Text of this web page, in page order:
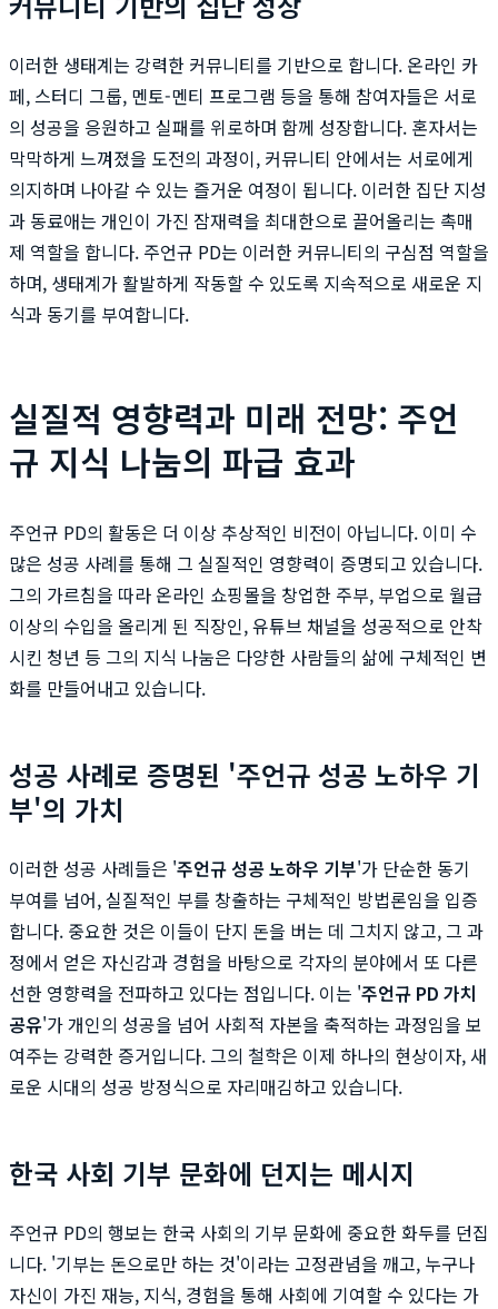
이러한 생태계는 강력한 커뮤니티를 기반으로 합니다. 온라인 카
페, 스터디 그룹, 멘토-멘티 프로그램 등을 통해 참여자들은 서로
의 성공을 응원하고 실패를 위로하며 함께 성장합니다. 혼자서는
막막하게 느껴졌을 도전의 과정이, 커뮤니티 안에서는 서로에게
의지하며 나아갈 수 있는 즐거운 여정이 됩니다. 이러한 집단 지성
과 동료애는 개인이 가진 잠재력을 최대한으로 끌어올리는 촉매
제 역할을 합니다. 주언규 PD는 이러한 커뮤니티의 구심점 역할을
하며, 생태계가 활발하게 작동할 수 있도록 지속적으로 새로운 지
식과 동기를 부여합니다.
실질적 영향력과 미래 전망: 주언
규 지식 나눔의 파급 효과
주언규 PD의 활동은 더 이상 추상적인 비전이 아닙니다. 이미 수
많은 성공 사례를 통해 그 실질적인 영향력이 증명되고 있습니다.
그의 가르침을 따라 온라인 쇼핑몰을 창업한 주부, 부업으로 월급
이상의 수입을 올리게 된 직장인, 유튜브 채널을 성공적으로 안착
시킨 청년 등 그의 지식 나눔은 다양한 사람들의 삶에 구체적인 변
화를 만들어내고 있습니다.
성공 사례로 증명된 '주언규 성공 노하우 기
부'의 가치
이러한 성공 사례들은 '주언규 성공 노하우 기부'가 단순한 동기
부여를 넘어, 실질적인 부를 창출하는 구체적인 방법론임을 입증
합니다. 중요한 것은 이들이 단지 돈을 버는 데 그치지 않고, 그 과
정에서 얻은 자신감과 경험을 바탕으로 각자의 분야에서 또 다른
선한 영향력을 전파하고 있다는 점입니다. 이는 '주언규 PD 가치
공유'가 개인의 성공을 넘어 사회적 자본을 축적하는 과정임을 보
여주는 강력한 증거입니다. 그의 철학은 이제 하나의 현상이자, 새
로운 시대의 성공 방정식으로 자리매김하고 있습니다.
한국 사회 기부 문화에 던지는 메시지
주언규 PD의 행보는 한국 사회의 기부 문화에 중요한 화두를 던집
니다. '기부는 돈으로만 하는 것'이라는 고정관념을 깨고, 누구나
자신이 가진 재능, 지식, 경험을 통해 사회에 기여할 수 있다는 가